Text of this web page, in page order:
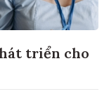
triển cho